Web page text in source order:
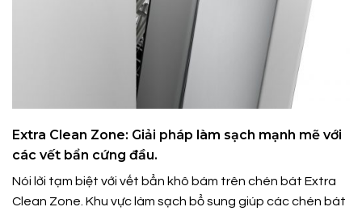
Extra Clean Zone: Giải pháp làm sạch mạnh mẽ với
các vết bẩn cứng đầu.
Nói lời tạm biệt với vết bẩn khô bám trên chén bát Extra
Clean Zone. Khu vực làm sạch bổ sung giúp các chén bát